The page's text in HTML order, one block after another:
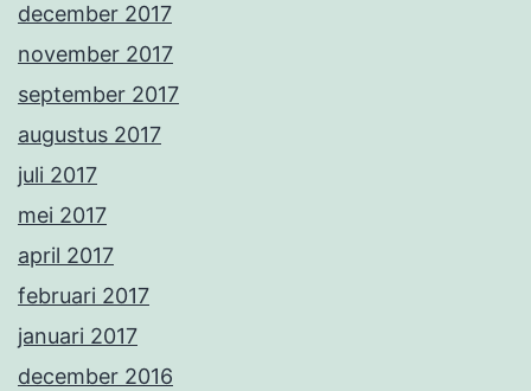
december 2017
november 2017
september 2017
augustus 2017
juli 2017
mei 2017
april 2017
februari 2017
januari 2017
december 2016